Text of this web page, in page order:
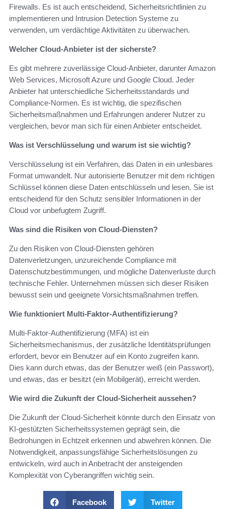
Firewalls. Es ist auch entscheidend, Sicherheitsrichtlinien zu
implementieren und Intrusion Detection Systeme zu
verwenden, um verdächtige Aktivitäten zu überwachen.
Welcher Cloud-Anbieter ist der sicherste?
Es gibt mehrere zuverlässige Cloud-Anbieter, darunter Amazon
Web Services, Microsoft Azure und Google Cloud. Jeder
Anbieter hat unterschiedliche Sicherheitsstandards und
Compliance-Normen. Es ist wichtig, die spezifischen
Sicherheitsmaßnahmen und Erfahrungen anderer Nutzer zu
vergleichen, bevor man sich für einen Anbieter entscheidet.
Was ist Verschlüsselung und warum ist sie wichtig?
Verschlüsselung ist ein Verfahren, das Daten in ein unlesbares
Format umwandelt. Nur autorisierte Benutzer mit dem richtigen
Schlüssel können diese Daten entschlüsseln und lesen. Sie ist
entscheidend für den Schutz sensibler Informationen in der
Cloud vor unbefugtem Zugriff.
Was sind die Risiken von Cloud-Diensten?
Zu den Risiken von Cloud-Diensten gehören
Datenverletzungen, unzureichende Compliance mit
Datenschutzbestimmungen, und mögliche Datenverluste durch
technische Fehler. Unternehmen müssen sich dieser Risiken
bewusst sein und geeignete Vorsichtsmaßnahmen treffen.
Wie funktioniert Multi-Faktor-Authentifizierung?
Multi-Faktor-Authentifizierung (MFA) ist ein
Sicherheitsmechanismus, der zusätzliche Identitätsprüfungen
erfordert, bevor ein Benutzer auf ein Konto zugreifen kann.
Dies kann durch etwas, das der Benutzer weiß (ein Passwort),
und etwas, das er besitzt (ein Mobilgerät), erreicht werden.
Wie wird die Zukunft der Cloud-Sicherheit aussehen?
Die Zukunft der Cloud-Sicherheit könnte durch den Einsatz von
KI-gestützten Sicherheitssystemen geprägt sein, die
Bedrohungen in Echtzeit erkennen und abwehren können. Die
Notwendigkeit, anpassungsfähige Sicherheitslösungen zu
entwickeln, wird auch in Anbetracht der ansteigenden
Komplexität von Cyberangriffen wichtig sein.
Facebook Twitter